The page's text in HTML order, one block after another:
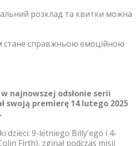
розклад та квитки можна
стане справжньою емоційною
najnowszej odsłonie serii
swoją premierę 14 lutego 2025
dzieci: 9-letniego Billy'ego i 4-
Firth), zginął podczas misji